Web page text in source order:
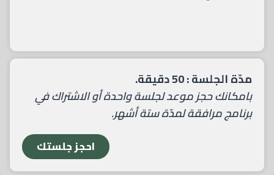
مدّة الجلسة : 50 دقيقة.
بامكانك حجز موعد لجلسة واحدة أو الاشتراك في
برنامج مرافقة لمدّة ستة أشهر.
احجز جلستك